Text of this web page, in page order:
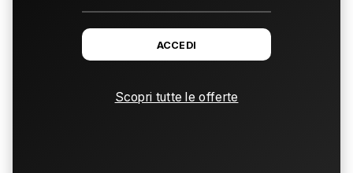
ACCEDI
Scopri tutte le offerte